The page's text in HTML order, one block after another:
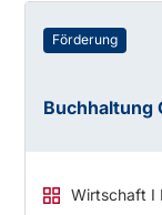
Förderung
Buchhaltung
Wirtschaft I